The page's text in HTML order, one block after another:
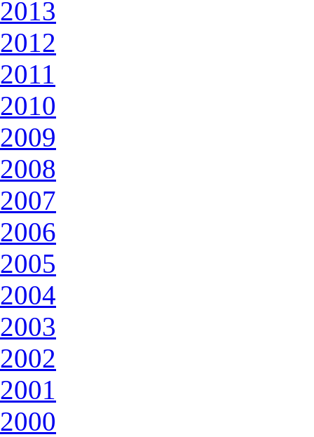
2013
2012
2011
2010
2009
2008
2007
2006
2005
2004
2003
2002
2001
2000